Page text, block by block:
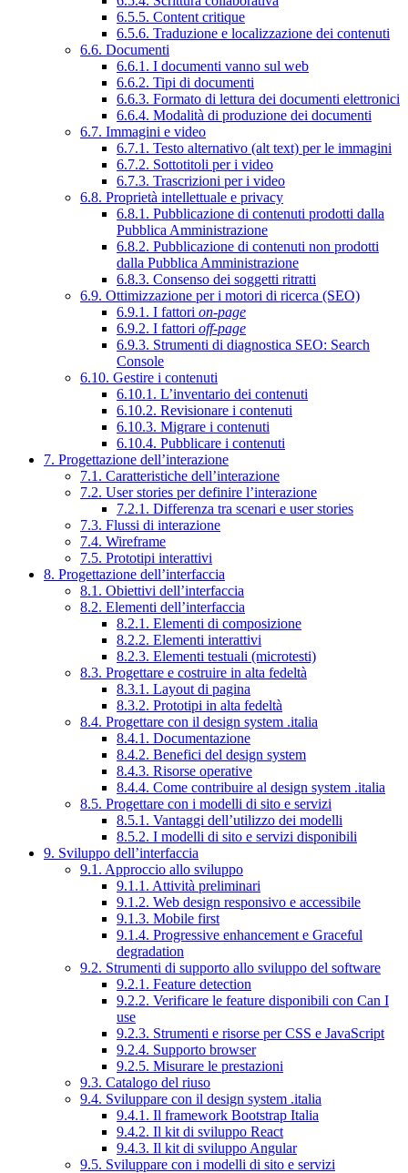
6.5.5. Content critique
6.5.6. Traduzione e localizzazione dei contenuti
6.6. Documenti
6.6.1. I documenti vanno sul web
6.6.2. Tipi di documenti
6.6.3. Formato di lettura dei documenti elettronici
6.6.4. Modalità di produzione dei documenti
6.7. Immagini e video
6.7.1. Testo alternativo (alt text) per le immagini
6.7.2. Sottotitoli per i video
6.7.3. Trascrizioni per i video
6.8. Proprietà intellettuale e privacy
6.8.1. Pubblicazione di contenuti prodotti dalla
Pubblica Amministrazione
6.8.2. Pubblicazione di contenuti non prodotti
dalla Pubblica Amministrazione
6.8.3. Consenso dei soggetti ritratti
6.9. Ottimizzazione per i motori di ricerca (SEO)
6.9.1. I fattori on-page
6.9.2. I fattori off-page
6.9.3. Strumenti di diagnostica SEO: Search
Console
6.10. Gestire i contenuti
6.10.1. L’inventario dei contenuti
6.10.2. Revisionare i contenuti
6.10.3. Migrare i contenuti
6.10.4. Pubblicare i contenuti
7. Progettazione dell’interazione
7.1. Caratteristiche dell’interazione
7.2. User stories per definire l’interazione
7.2.1. Differenza tra scenari e user stories
7.3. Flussi di interazione
7.4. Wireframe
7.5. Prototipi interattivi
8. Progettazione dell’interfaccia
8.1. Obiettivi dell’interfaccia
8.2. Elementi dell’interfaccia
8.2.1. Elementi di composizione
8.2.2. Elementi interattivi
8.2.3. Elementi testuali (microtesti)
8.3. Progettare e costruire in alta fedeltà
8.3.1. Layout di pagina
8.3.2. Prototipi in alta fedeltà
8.4. Progettare con il design system .italia
8.4.1. Documentazione
8.4.2. Benefici del design system
8.4.3. Risorse operative
8.4.4. Come contribuire al design system .italia
8.5. Progettare con i modelli di sito e servizi
8.5.1. Vantaggi dell’utilizzo dei modelli
8.5.2. I modelli di sito e servizi disponibili
9. Sviluppo dell’interfaccia
9.1. Approccio allo sviluppo
9.1.1. Attività preliminari
9.1.2. Web design responsivo e accessibile
9.1.3. Mobile first
9.1.4. Progressive enhancement e Graceful
degradation
9.2. Strumenti di supporto allo sviluppo del software
9.2.1. Feature detection
9.2.2. Verificare le feature disponibili con Can I
use
9.2.3. Strumenti e risorse per CSS e JavaScript
9.2.4. Supporto browser
9.2.5. Misurare le prestazioni
9.3. Catalogo del riuso
9.4. Sviluppare con il design system .italia
9.4.1. Il framework Bootstrap Italia
9.4.2. Il kit di sviluppo React
9.4.3. Il kit di sviluppo Angular
9.5. Sviluppare con i modelli di sito e servizi